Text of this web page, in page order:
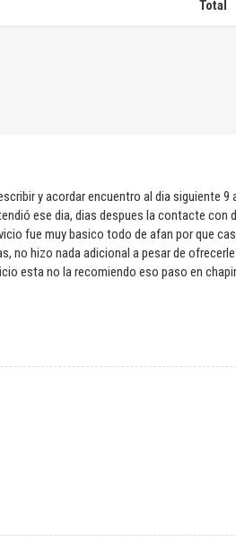
Total
y acordar encuentro al dia siguiente 9
ese dia, dias despues la contacte con
fue muy basico todo de afan por que
no hizo nada adicional a pesar de
esta no la recomiendo eso paso en